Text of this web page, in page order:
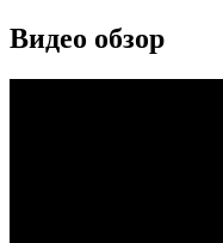
Видео обзор